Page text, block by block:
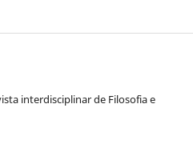
interdisciplinar de Filosofia e